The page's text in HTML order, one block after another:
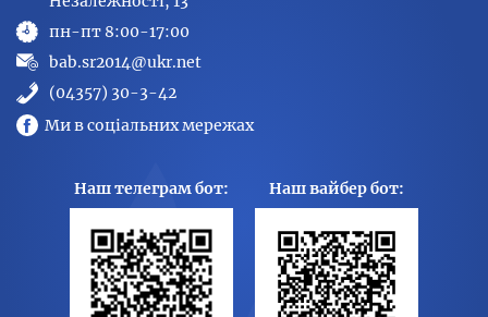
пн-пт 8:00-17:00
bab.sr2014@ukr.net
(04357) 30-3-42
Ми в соціальних мережах
Наш телеграм бот: Наш вайбер бот: